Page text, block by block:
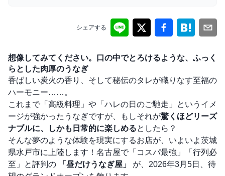
シェアする
想像してみてください。口の中でとろけるような、ふっく
らとした肉厚のうなぎ
香ばしい炭火の香り、そして秘伝のタレが織りなす至福の
ハーモニー……。
これまで「高級料理」や「ハレの日のご馳走」というイメ
ージが強かったうなぎですが、もしそれが驚くほどリーズ
ナブルに、しかも日常的に楽しめるとしたら？
そんな夢のような体験を現実にするお店が、いよいよ茨城
県水戸市に上陸します！名古屋で「コスパ最強」「行列必
至」と評判の
「昼だけうなぎ屋」
が、2026年3月5日、待